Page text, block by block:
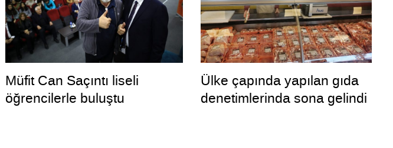
Müfit Can Saçıntı liseli
öğrencilerle buluştu
Ülke çapında yapılan gıda
denetimlerinda sona gelindi